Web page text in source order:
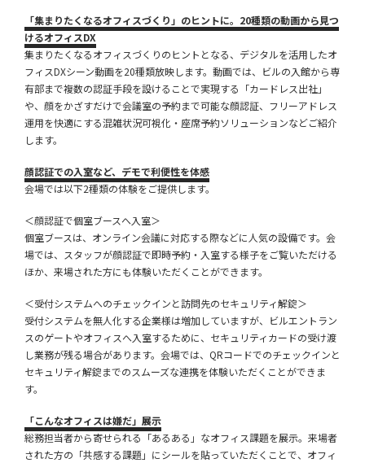
「集まりたくなるオフィスづくり」のヒントに。20種類の動画から見つ
けるオフィスDX
集まりたくなるオフィスづくりのヒントとなる、デジタルを活用したオ
フィスDXシーン動画を20種類放映します。動画では、ビルの入館から専
有部まで複数の認証手段を設けることで実現する「カードレス出社」
や、顔をかざすだけで会議室の予約まで可能な顔認証、フリーアドレス
運用を快適にする混雑状況可視化・座席予約ソリューションなどご紹介
します。
顔認証での入室など、デモで利便性を体感
会場では以下2種類の体験をご提供します。
＜顔認証で個室ブースへ入室＞
個室ブースは、オンライン会議に対応する際などに人気の設備です。会
場では、スタッフが顔認証で即時予約・入室する様子をご覧いただける
ほか、来場された方にも体験いただくことができます。
＜受付システムへのチェックインと訪問先のセキュリティ解錠＞
受付システムを無人化する企業様は増加していますが、ビルエントラン
スのゲートやオフィスへ入室するために、セキュリティカードの受け渡
し業務が残る場合があります。会場では、QRコードでのチェックインと
セキュリティ解錠までのスムーズな連携を体験いただくことができま
す。
「こんなオフィスは嫌だ」展示
総務担当者から寄せられる「あるある」なオフィス課題を展示。来場者
された方の「共感する課題」にシールを貼っていただくことで、オフィ